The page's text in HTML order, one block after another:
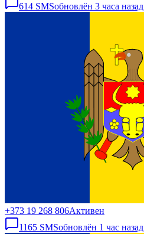
614 SMSобновлён 3 часа назад
+373 19 268 806Активен
1165 SMSобновлён 1 час назад